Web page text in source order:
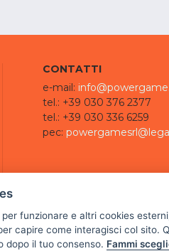
CONTATTI
e-mail:
tel.: +39 030 376 2377
tel.: +39 030 336 6259
pec:
funzionare e altri cookies
capire come interagisci col sito.
dopo il tuo consenso. Fammi